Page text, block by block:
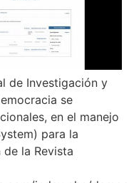
de Investigación y
se
en el manejo
para la
la Revista